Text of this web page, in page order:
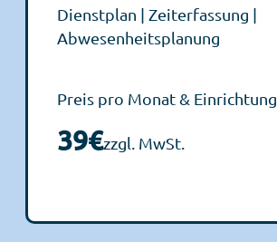
Dienstplan | Zeiterfassung |
Abwesenheitsplanung
Preis pro Monat & Einrichtung
39€zzgl. MwSt.